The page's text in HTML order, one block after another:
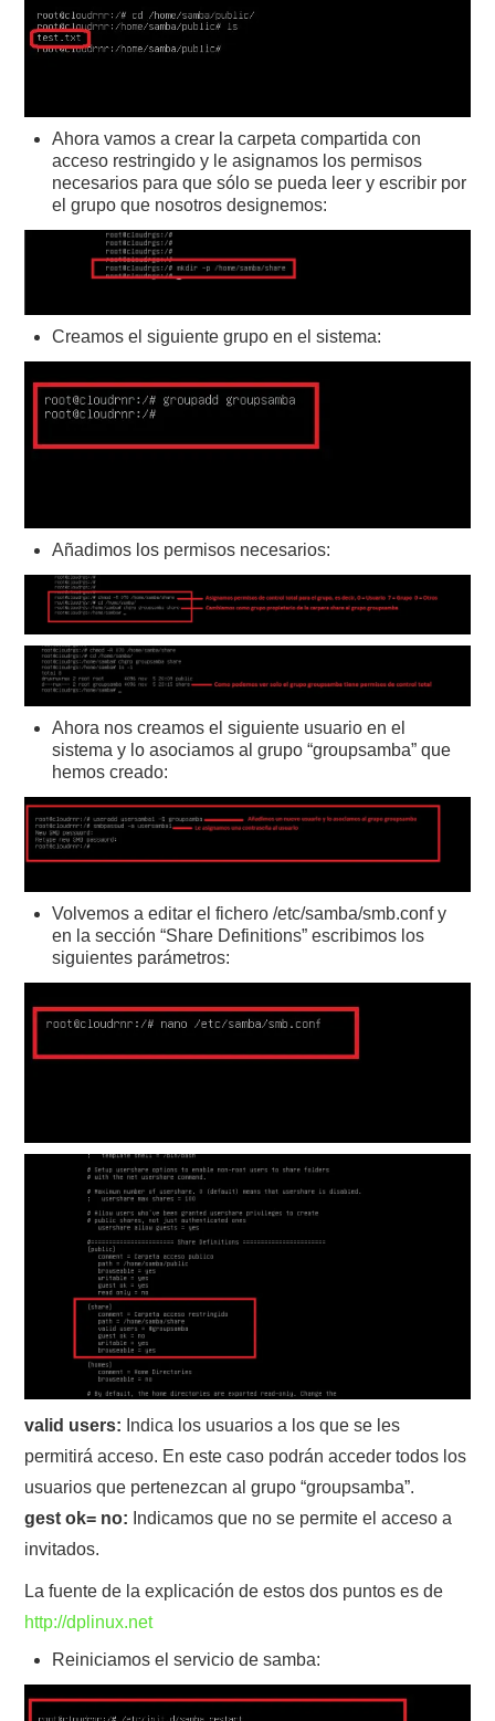
Ahora vamos a crear la carpeta compartida con
acceso restringido y le asignamos los permisos
necesarios para que sólo se pueda leer y escribir por
el grupo que nosotros designemos:
Creamos el siguiente grupo en el sistema:
Añadimos los permisos necesarios:
Ahora nos creamos el siguiente usuario en el
sistema y lo asociamos al grupo “groupsamba” que
hemos creado:
Volvemos a editar el fichero /etc/samba/smb.conf y
en la sección “Share Definitions” escribimos los
siguientes parámetros:
valid users: Indica los usuarios a los que se les
permitirá acceso. En este caso podrán acceder todos los
usuarios que pertenezcan al grupo “groupsamba”.
gest ok= no: Indicamos que no se permite el acceso a
invitados.
La fuente de la explicación de estos dos puntos es de
http://dplinux.net
Reiniciamos el servicio de samba: